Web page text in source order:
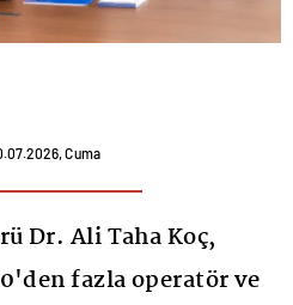
Cuma
Dr. Ali Taha Koç,
fazla operatör ve